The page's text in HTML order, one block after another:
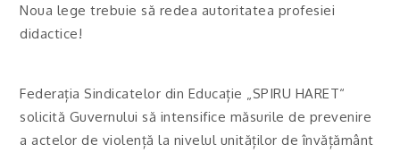
Noua lege trebuie să redea autoritatea profesiei
didactice!
Federația Sindicatelor din Educație „SPIRU HARET“
solicită Guvernului să intensifice măsurile de prevenire
a actelor de violență la nivelul unităților de învățământ